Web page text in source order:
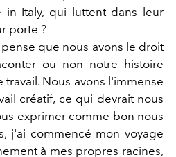
in Italy, qui luttent dans leur
porte ?
que nous avons le droit
ou non notre histoire
Nous avons l'immense
créatif, ce qui devrait nous
exprimer comme bon nous
j'ai commencé mon voyage
à mes propres racines,